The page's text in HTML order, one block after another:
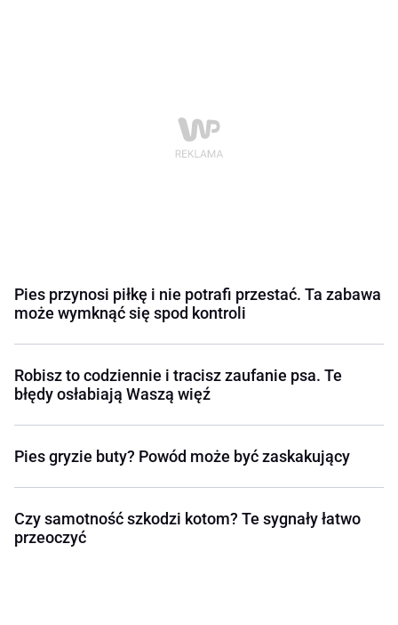
Pies przynosi piłkę i nie potrafi przestać. Ta zabawa
może wymknąć się spod kontroli
Robisz to codziennie i tracisz zaufanie psa. Te
błędy osłabiają Waszą więź
Pies gryzie buty? Powód może być zaskakujący
Czy samotność szkodzi kotom? Te sygnały łatwo
przeoczyć